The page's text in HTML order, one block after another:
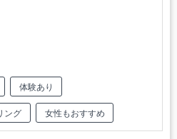
体験あり
ング 女性もおすすめ